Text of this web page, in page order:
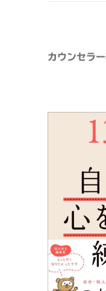
カウンセラ